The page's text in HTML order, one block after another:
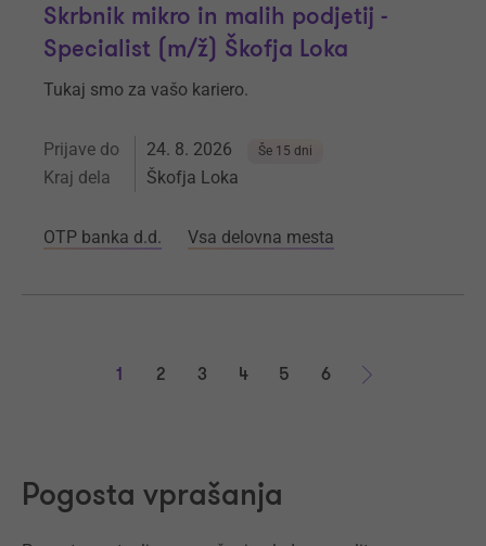
Skrbnik mikro in malih podjetij -
Specialist (m/ž) Škofja Loka
Tukaj smo za vašo kariero.
Prijave do 24. 8. 2026 Še 15 dni
Kraj dela Škofja Loka
OTP banka d.d. Vsa delovna mesta
1 2 3 4 5
6
Pogosta vprašanja